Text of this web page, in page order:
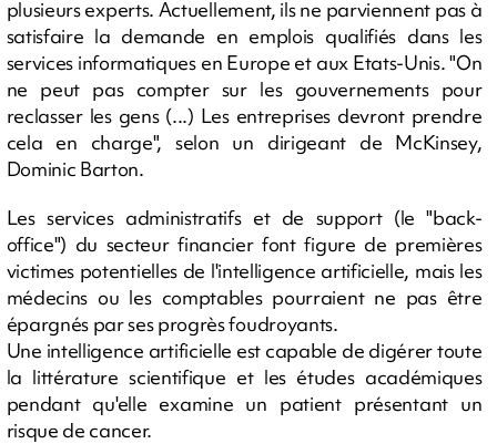
plusieurs experts. Actuellement, ils ne parviennent pas à
satisfaire la demande en emplois qualifiés dans les
services informatiques en Europe et aux Etats-Unis. "On
ne peut pas compter sur les gouvernements pour
reclasser les gens (...) Les entreprises devront prendre
cela en charge", selon un dirigeant de McKinsey,
Dominic Barton.
Les services administratifs et de support (le "back-
office") du secteur financier font figure de premières
victimes potentielles de l'intelligence artificielle, mais les
médecins ou les comptables pourraient ne pas être
épargnés par ses progrès foudroyants.
Une intelligence artificielle est capable de digérer toute
la littérature scientifique et les études académiques
pendant qu'elle examine un patient présentant un
risque de cancer.